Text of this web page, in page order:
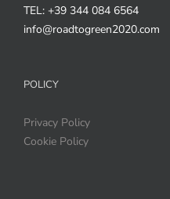
TEL: +39 344 084 6564
info@roadtogreen2020.com
POLICY
Privacy Policy
Cookie Policy